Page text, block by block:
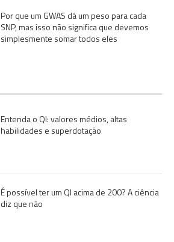
Por que um GWAS dá um peso para cada
SNP, mas isso não significa que devemos
simplesmente somar todos eles
Entenda o QI: valores médios, altas
habilidades e superdotação
É possível ter um QI acima de 200? A ciência
diz que não